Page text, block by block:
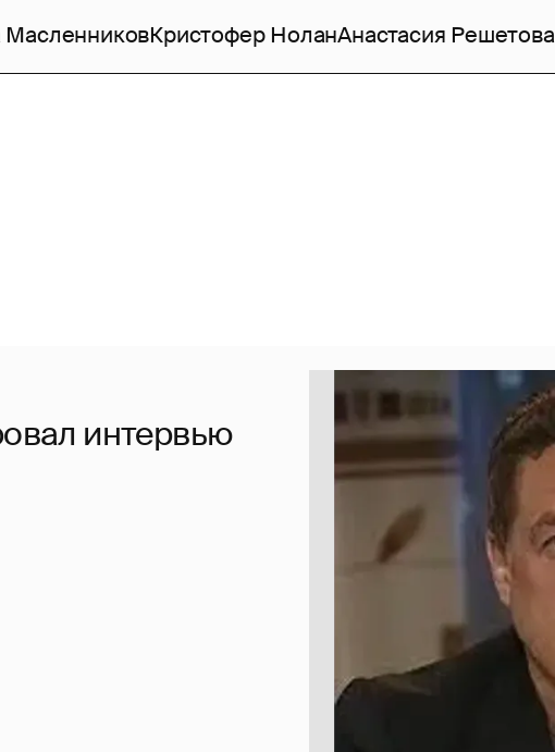
Кристофер НоланАнастасия Решетова
интервью